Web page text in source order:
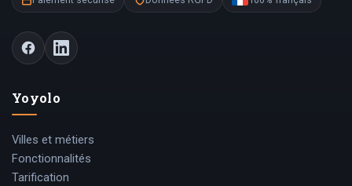
Yoyolo
Villes et métiers
Fonctionnalités
Tarification